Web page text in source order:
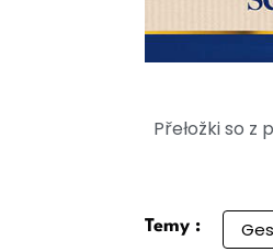
Přełožki so
Temy :